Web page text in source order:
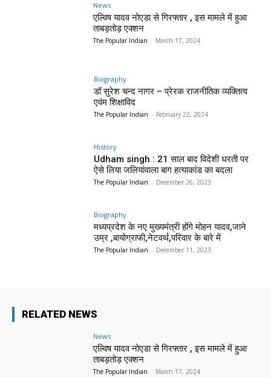
News
एल्विष यादव नोएडा से गिरफ्तार , इस मामले में हुआ
ताबड़तोड़ एक्शन
The Popular Indian - March 17, 2024
Biography
डॉ सुरेश चन्द नागर – प्रेरक राजनीतिक व्यक्तित्व
एवंम शिक्षाविद
The Popular Indian - February 22, 2024
History
Udham singh : 21 साल बाद विदेशी धरती पर
ऐसे लिया जलियांवाला बाग हत्याकांड का बदला
The Popular Indian - December 26, 2023
Biography
मध्यप्रदेश के नए मुख्यमंत्री होंगे मोहन यादव,जाने
उम्र ,बायोग्राफी,नेटवर्थ,परिवार के बारे में
The Popular Indian - December 11, 2023
RELATED NEWS
News
एल्विष यादव नोएडा से गिरफ्तार , इस मामले में हुआ
ताबड़तोड़ एक्शन
The Popular Indian - March 17, 2024